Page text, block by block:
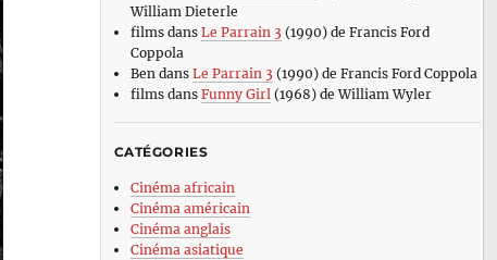
William Dieterle
filmsdans Le Parrain 3 (1990) de Francis Ford
Coppola
Ben dans Le Parrain 3 (1990) de Francis Ford Coppola
filmsdans Funny Girl (1968) de William Wyler
CATÉGORIES
Cinéma africain
Cinéma américain
Cinéma anglais
Cinéma asiatique